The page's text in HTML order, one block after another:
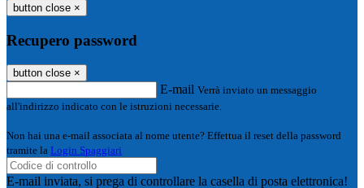
button close ×
Recupero password
button close ×
E-mail Verrà inviato un messaggio
all'indirizzo indicato con le istruzioni necessarie.
Non hai una e-mail associata al nome utente? Effettua il reset della password
tramite la Login Spaggiari
E-mail inviata, si prega di controllare la casella di posta elettronica!